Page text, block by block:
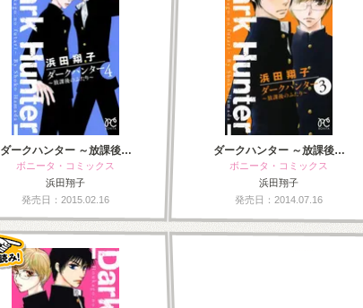
ダークハンター ～放課後…
ボニータ・コミックス
浜田翔子
発売日：2015.02.16
ダークハンター ～放課後…
ボニータ・コミックス
浜田翔子
発売日：2014.07.16